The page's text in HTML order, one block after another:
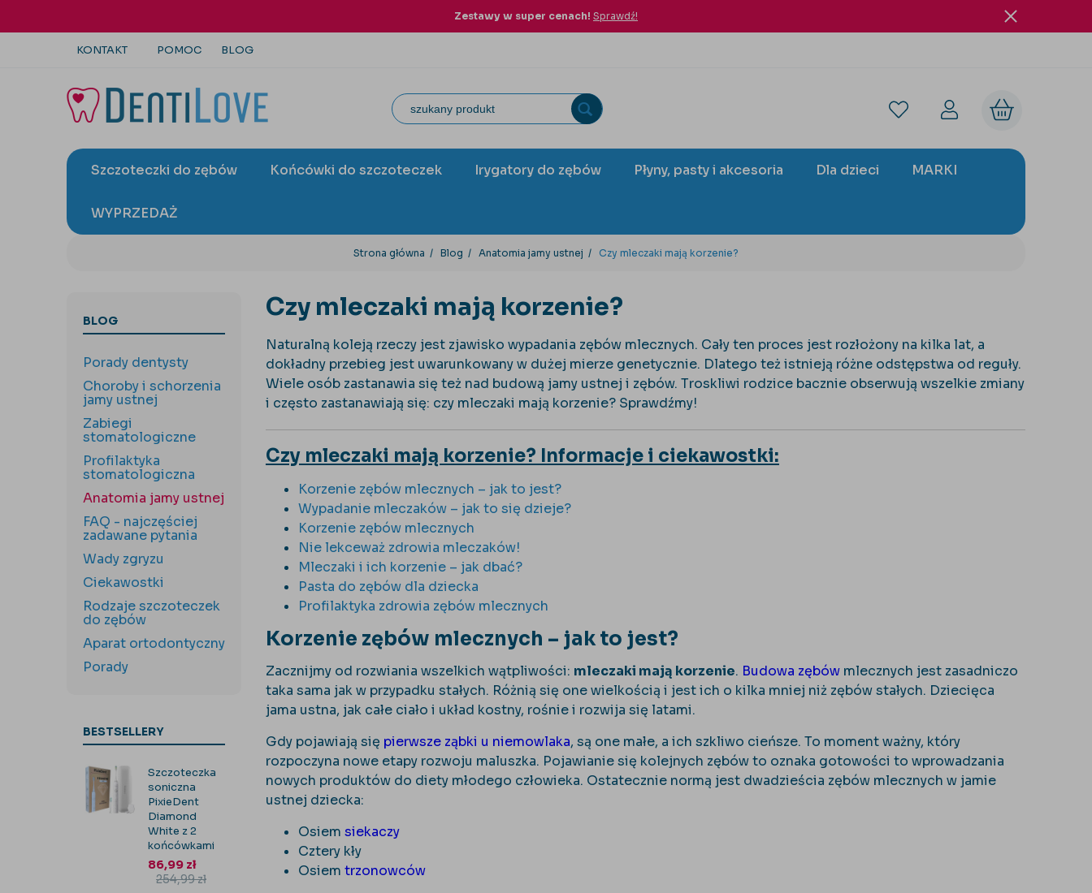
Zestawy w super cenach! Sprawdź!
KONTAKT
+48 22 113 4446
kontakt@dentilove.pl
POMOC BLOG
Szczoteczki do zębów Końcówki do szczoteczek Irygatory do zębów Płyny, pasty i akcesoria Dla dzieci MARKI
WYPRZEDAŻ
Strona główna Blog Anatomia jamy ustnej Czy mleczaki mają korzenie?
BLOG
Porady dentysty
Choroby i schorzenia
jamy ustnej
Zabiegi
stomatologiczne
Profilaktyka
stomatologiczna
Anatomia jamy ustnej
FAQ - najczęściej
zadawane pytania
Wady zgryzu
Ciekawostki
Rodzaje szczoteczek
do zębów
Aparat ortodontyczny
Porady
BESTSELLERY
Szczoteczka
soniczna
PixieDent
Diamond
White z 2
końcówkami
86,99 zł
254,99zł
Czy mleczaki mają korzenie?
Naturalną koleją rzeczy jest zjawisko wypadania zębów mlecznych. Cały ten proces jest rozłożony na kilka lat, a
dokładny przebieg jest uwarunkowany w dużej mierze genetycznie. Dlatego też istnieją różne odstępstwa od reguły.
Wiele osób zastanawia się też nad budową jamy ustnej i zębów. Troskliwi rodzice bacznie obserwują wszelkie zmiany
i często zastanawiają się: czy mleczaki mają korzenie? Sprawdźmy!
Czy mleczaki mają korzenie? Informacje i ciekawostki:
Korzenie zębów mlecznych – jak to jest?
Wypadanie mleczaków – jak to się dzieje?
Korzenie zębów mlecznych
Nie lekceważ zdrowia mleczaków!
Mleczaki i ich korzenie – jak dbać?
Pasta do zębów dla dziecka
Profilaktyka zdrowia zębów mlecznych
Korzenie zębów mlecznych – jak to jest?
Zacznijmy od rozwiania wszelkich wątpliwości: mleczaki mają korzenie. Budowa zębówmlecznych jest zasadniczo
taka sama jak w przypadku stałych. Różnią się one wielkością i jest ich o kilka mniej niż zębów stałych. Dziecięca
jama ustna, jak całe ciało i układ kostny, rośnie i rozwija się latami.
Gdy pojawiają się pierwsze ząbki u niemowlaka, są one małe, a ich szkliwo cieńsze. To moment ważny, który
rozpoczyna nowe etapy rozwoju maluszka. Pojawianie się kolejnych zębów to oznaka gotowości to wprowadzania
nowych produktów do diety młodego człowieka. Ostatecznie normą jest dwadzieścia zębów mlecznych w jamie
ustnej dziecka:
Osiem siekaczy
Cztery kły
Osiem trzonowców